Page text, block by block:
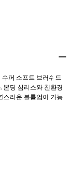
퍼 소프트 브러쉬드
본딩 심리스와 친환경
스러운 볼륨업이 가능